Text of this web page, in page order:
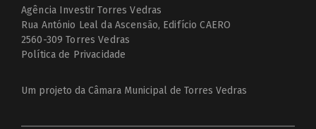
Agência Investir Torres Vedras
Rua António Leal da Ascensão, Edifício CAERO
2560-309 Torres Vedras
Política de Privacidade
Um projeto da Câmara Municipal de Torres Vedras